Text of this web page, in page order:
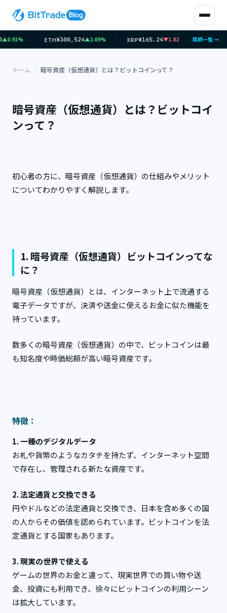
ETH¥300,524▲2.09% XRP¥165.24▼1.82% SOL
銘柄一覧 →
ホーム 暗号資産（仮想通貨）とは？ビットコインって？
暗号資産（仮想通貨）とは？ビットコイ
ンって？
初心者の方に、暗号資産（仮想通貨）の仕組みやメリット
についてわかりやすく解説します。
1. 暗号資産（仮想通貨）ビットコインってな
に？
暗号資産（仮想通貨）とは、インターネット上で流通する
電子データですが、決済や送金に使えるお金に似た機能を
持っています。
数多くの暗号資産（仮想通貨）の中で、ビットコインは最
も知名度や時価総額が高い暗号資産です。
特徴：
1. 一種のデジタルデータ
お札や貨幣のようなカタチを持たず、インターネット空間
で存在し、管理される新たな資産です。
2. 法定通貨と交換できる
円やドルなどの法定通貨と交換でき、日本を含め多くの国
の人からその価値を認められています。ビットコインを法
定通貨とする国家もあります。
3. 現実の世界で使える
ゲームの世界のお金と違って、現実世界での買い物や送
金、投資にも利用でき、徐々にビットコインの利用シーン
は拡大しています。